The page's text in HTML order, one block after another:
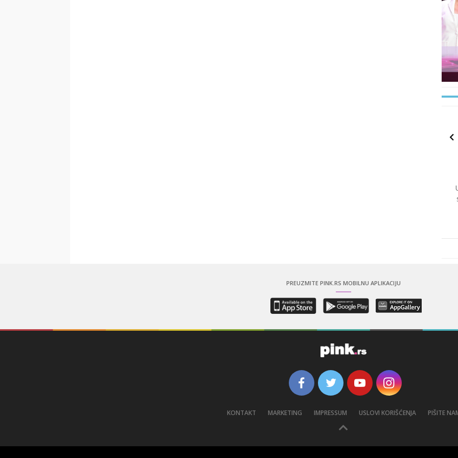
PREUZMITE PINK.RS MOBILNU APLIKACIJU
KONTAKT MARKETING IMPRESSUM USLOVI KORIŠĆENJA PIŠITE